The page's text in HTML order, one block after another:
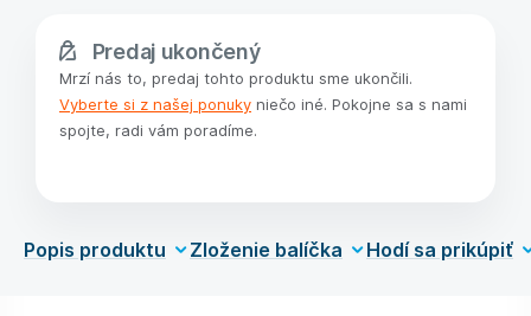
Predaj ukončený
Mrzí nás to, predaj tohto produktu sme ukončili.
Vyberte si z našej ponuky niečo iné. Pokojne sa s nami
spojte, radi vám poradíme.
Popis produktu Zloženie balíčka Hodí sa prikúpiť